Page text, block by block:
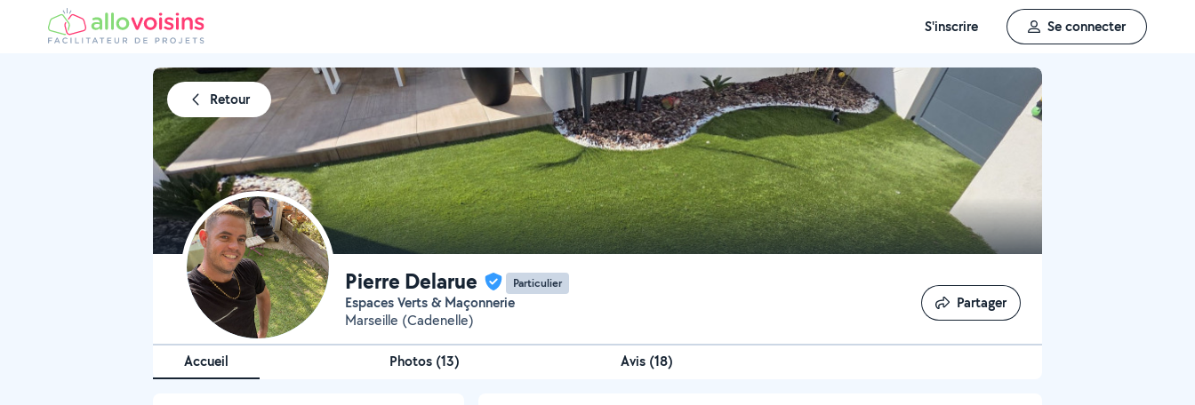
S'inscrire Se connecter
Retour
Pierre Delarue Particulier
Espaces Verts & Maçonnerie
Marseille (Cadenelle)
Partager
Partager
Accueil Photos (13) Avis (18)